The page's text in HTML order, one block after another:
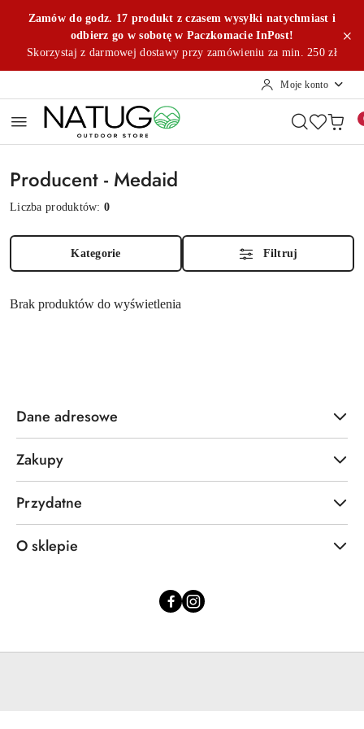
Przejdź do treści głównej
Przejdź do wyszukiwarki
Przejdź do moje konto
Przejdź do menu głównego
Przejdź do stopki
Zamów do godz. 17 produkt z czasem wysyłki natychmiast i
odbierz go w sobotę w Paczkomacie InPost!
Skorzystaj z darmowej dostawy przy zamówieniu za min. 250 zł
Moje konto
Producent - Medaid
Liczba produktów:0
Kategorie Filtruj
Brak produktów do wyświetlenia
Dane adresowe
Zakupy
Przydatne
O sklepie